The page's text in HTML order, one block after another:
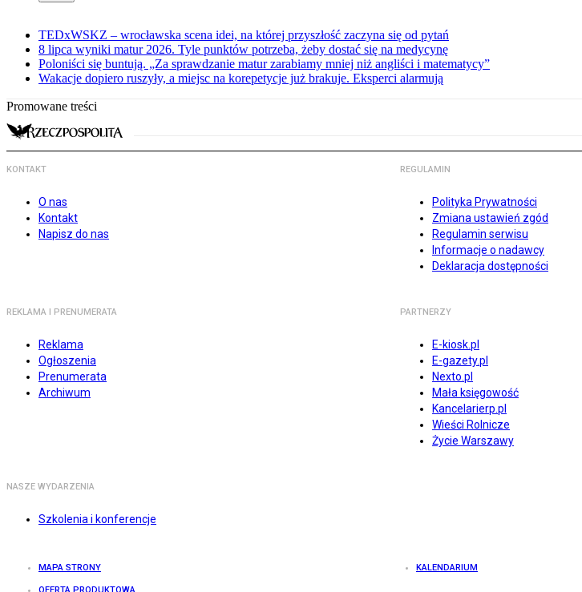
TEDxWSKZ – wrocławska scena idei, na której przyszłość zaczyna się od pytań
8 lipca wyniki matur 2026. Tyle punktów potrzeba, żeby dostać się na medycynę
Poloniści się buntują. „Za sprawdzanie matur zarabiamy mniej niż angliści i matematycy”
Wakacje dopiero ruszyły, a miejsc na korepetycje już brakuje. Eksperci alarmują
Promowane treści
KONTAKT
O nas
Kontakt
Napisz do nas
REGULAMIN
Polityka Prywatności
Zmiana ustawień zgód
Regulamin serwisu
Informacje o nadawcy
Deklaracja dostępności
REKLAMA I PRENUMERATA
Reklama
Ogłoszenia
Prenumerata
Archiwum
PARTNERZY
E-kiosk.pl
E-gazety.pl
Nexto.pl
Mała księgowość
Kancelarierp.pl
Wieści Rolnicze
Życie Warszawy
NASZE WYDARZENIA
Szkolenia i konferencje
MAPA STRONY KALENDARIUM